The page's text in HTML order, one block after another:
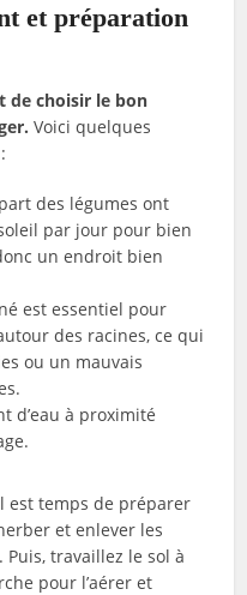
et préparation
de choisir le bon
Voici quelques
des légumes ont
par jour pour bien
un endroit bien
est essentiel pour
des racines, ce qui
ou un mauvais
d’eau à proximité
est temps de préparer
et enlever les
travaillez le sol à
pour l’aérer et